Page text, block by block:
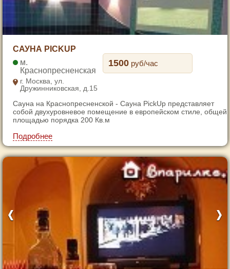
САУНА PICKUP
Краснопресненская
г. Москва, ул.
Дружинниковская, д.15
1500 руб/час
Сауна на Краснопресненской - Сауна PickUp представляет
собой двухуровневое помещение в европейском стиле, общей
площадью порядка 200 Кв.м
Подробнее